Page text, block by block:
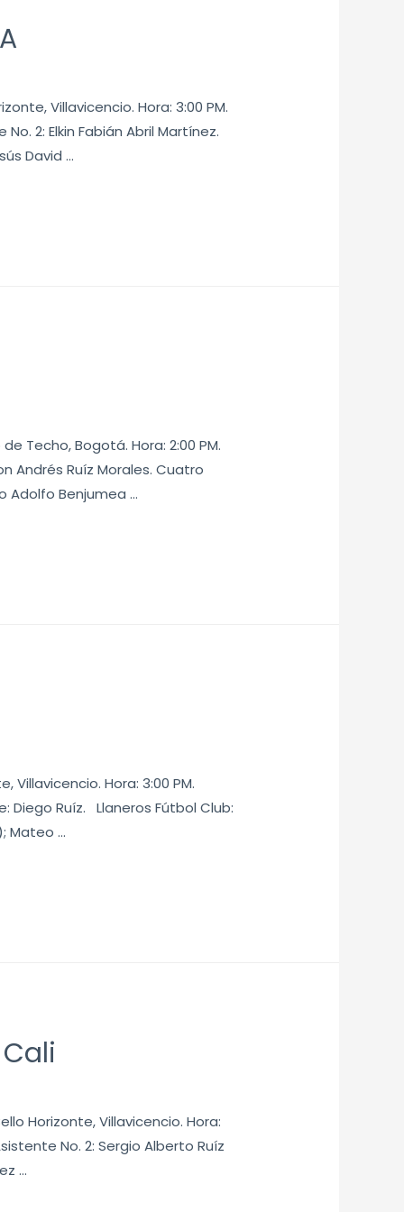
Villavicencio. Hora: 3:00 PM.
2: Elkin Fabián Abril Martínez.
David …
Techo, Bogotá. Hora: 2:00 PM.
Andrés Ruíz Morales. Cuatro
Adolfo Benjumea …
Villavicencio. Hora: 3:00 PM.
Diego Ruíz. Llaneros Fútbol Club:
Mateo …
Horizonte, Villavicencio. Hora:
No. 2: Sergio Alberto Ruíz
…